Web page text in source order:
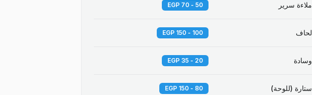
ملاءة سرير 50 - 70 EGP
لحاف 100 - 150 EGP
وسادة 20 - 35 EGP
ستارة (للوحة) 80 - 150 EGP